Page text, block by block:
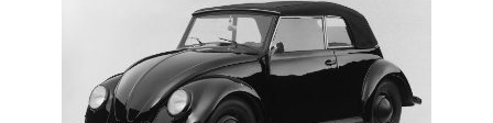
Thông tin tòa soạn Liên hệ quảng cáo